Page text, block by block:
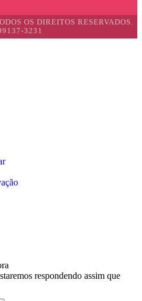
OS DIREITOS RESERVADOS.
3231
respondendo assim que